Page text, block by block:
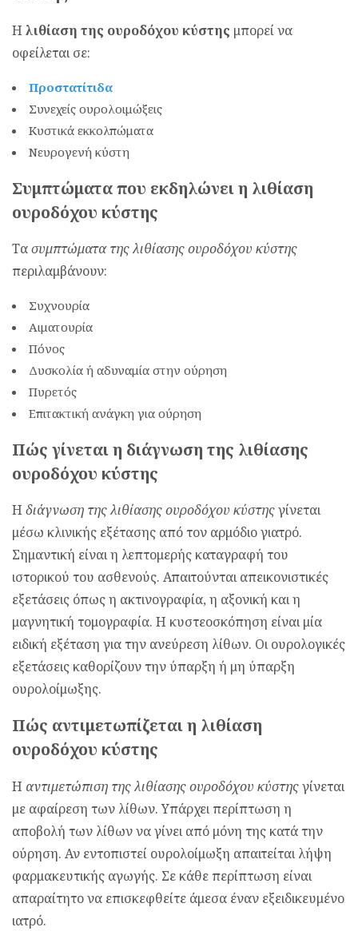
Η λιθίαση της ουροδόχου κύστης μπορεί να
οφείλεται σε:
Προστατίτιδα
Συνεχείς ουρολοιμώξεις
Κυστικά εκκολπώματα
Νευρογενή κύστη
Συμπτώματα που εκδηλώνει η λιθίαση
ουροδόχου κύστης
Τασυμπτώματα της λιθίασης ουροδόχου κύστης
περιλαμβάνουν:
Συχνουρία
Αιματουρία
Πόνος
Δυσκολία ή αδυναμία στην ούρηση
Πυρετός
Επιτακτική ανάγκη για ούρηση
Πώς γίνεται η διάγνωση της λιθίασης
ουροδόχου κύστης
Η διάγνωση της λιθίασης ουροδόχου κύστηςγίνεται
μέσω κλινικής εξέτασης από τον αρμόδιο γιατρό.
Σημαντική είναι η λεπτομερής καταγραφή του
ιστορικού του ασθενούς. Απαιτούνται απεικονιστικές
εξετάσεις όπως η ακτινογραφία, η αξονική και η
μαγνητική τομογραφία. Η κυστεοσκόπηση είναι μία
ειδική εξέταση για την ανεύρεση λίθων. Οι ουρολογικές
εξετάσεις καθορίζουν την ύπαρξη ή μη ύπαρξη
ουρολοίμωξης.
Πώς αντιμετωπίζεται η λιθίαση
ουροδόχου κύστης
Η αντιμετώπιση της λιθίασης ουροδόχου κύστηςγίνεται
με αφαίρεση των λίθων. Υπάρχει περίπτωση η
αποβολή των λίθων να γίνει από μόνη της κατά την
ούρηση. Αν εντοπιστεί ουρολοίμωξη απαιτείται λήψη
φαρμακευτικής αγωγής. Σε κάθε περίπτωση είναι
απαραίτητο να επισκεφθείτε άμεσα έναν εξειδικευμένο
ιατρό.